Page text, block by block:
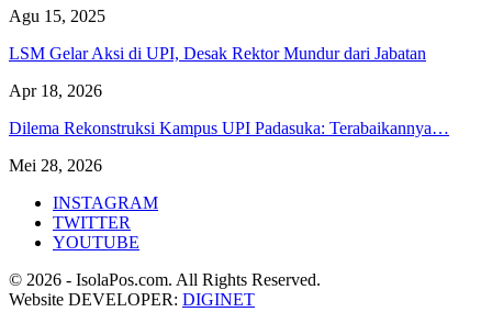
Agu 15, 2025
LSM Gelar Aksi di UPI, Desak Rektor Mundur dari Jabatan
Apr 18, 2026
Dilema Rekonstruksi Kampus UPI Padasuka: Terabaikannya…
Mei 28, 2026
INSTAGRAM
TWITTER
YOUTUBE
© 2026 - IsolaPos.com. All Rights Reserved.
Website DEVELOPER: DIGINET